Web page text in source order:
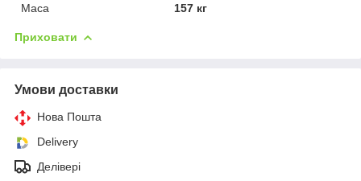
Маса
157 кг
Приховати
Умови доставки
Нова Пошта
Delivery
Делівері